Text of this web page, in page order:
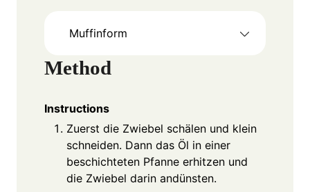
Muffinform
Method
Instructions
Zuerst die Zwiebel schälen und klein
schneiden. Dann das Öl in einer
beschichteten Pfanne erhitzen und
die Zwiebel darin andünsten.